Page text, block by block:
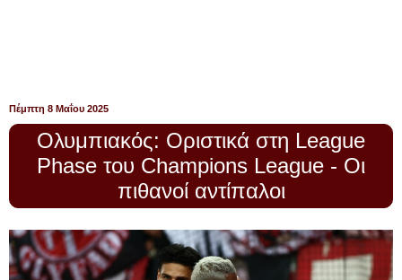
Πέμπτη 8 Μαΐου 2025
Ολυμπιακός: Οριστικά στη League
Phase του Champions League - Οι
πιθανοί αντίπαλοι